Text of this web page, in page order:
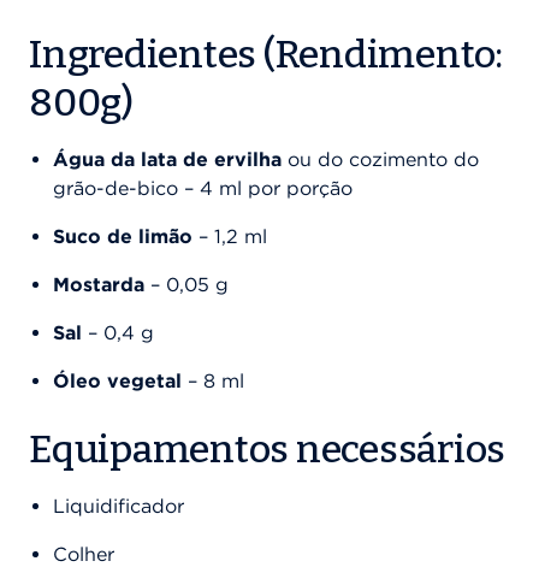
Ingredientes (Rendimento:
800g)
Água da lata de ervilha ou do cozimento do
grão-de-bico – 4 ml por porção
Suco de limão – 1,2 ml
Mostarda – 0,05 g
Sal – 0,4 g
Óleo vegetal – 8 ml
Equipamentos necessários
Liquidificador
Colher